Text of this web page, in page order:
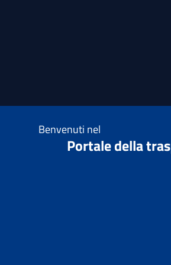
Benvenuti nel
Portale della